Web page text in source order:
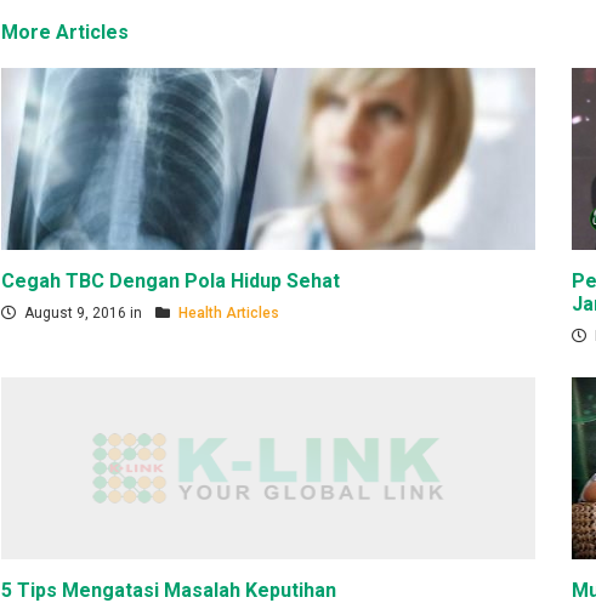
More Articles
Cegah TBC Dengan Pola Hidup Sehat
August 9, 2016 in Health Articles
5 Tips Mengatasi Masalah Keputihan